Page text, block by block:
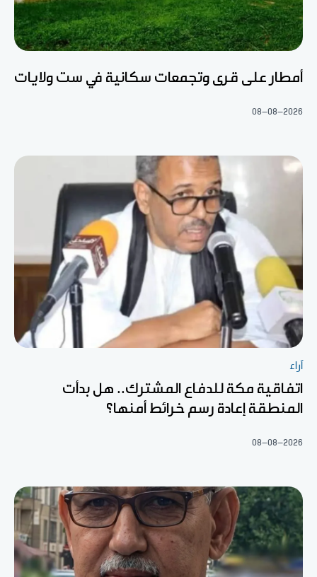
أمطار على قرى وتجمعات سكانية في ست ولايات
08-08-2026
آراء
اتفاقية مكة للدفاع المشترك.. هل بدأت
المنطقة إعادة رسم خرائط أمنها؟
08-08-2026